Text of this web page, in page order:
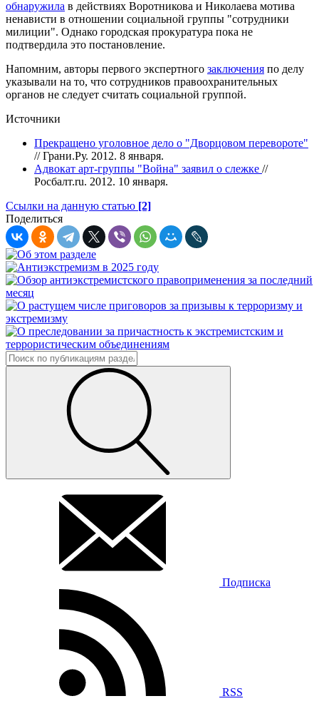
обнаружила в действиях Воротникова и Николаева мотива
ненависти в отношении социальной группы "сотрудники
милиции". Однако городская прокуратура пока не
подтвердила это постановление.
Напомним, авторы первого экспертного заключения по делу
указывали на то, что сотрудников правоохранительных
органов не следует считать социальной группой.
Источники
Прекращено уголовное дело о "Дворцовом перевороте"
// Грани.Ру. 2012. 8 января.
Адвокат арт-группы "Война" заявил о слежке //
Росбалт.ru. 2012. 10 января.
Ссылки на данную статью [2]
Поделиться
Подписка
RSS